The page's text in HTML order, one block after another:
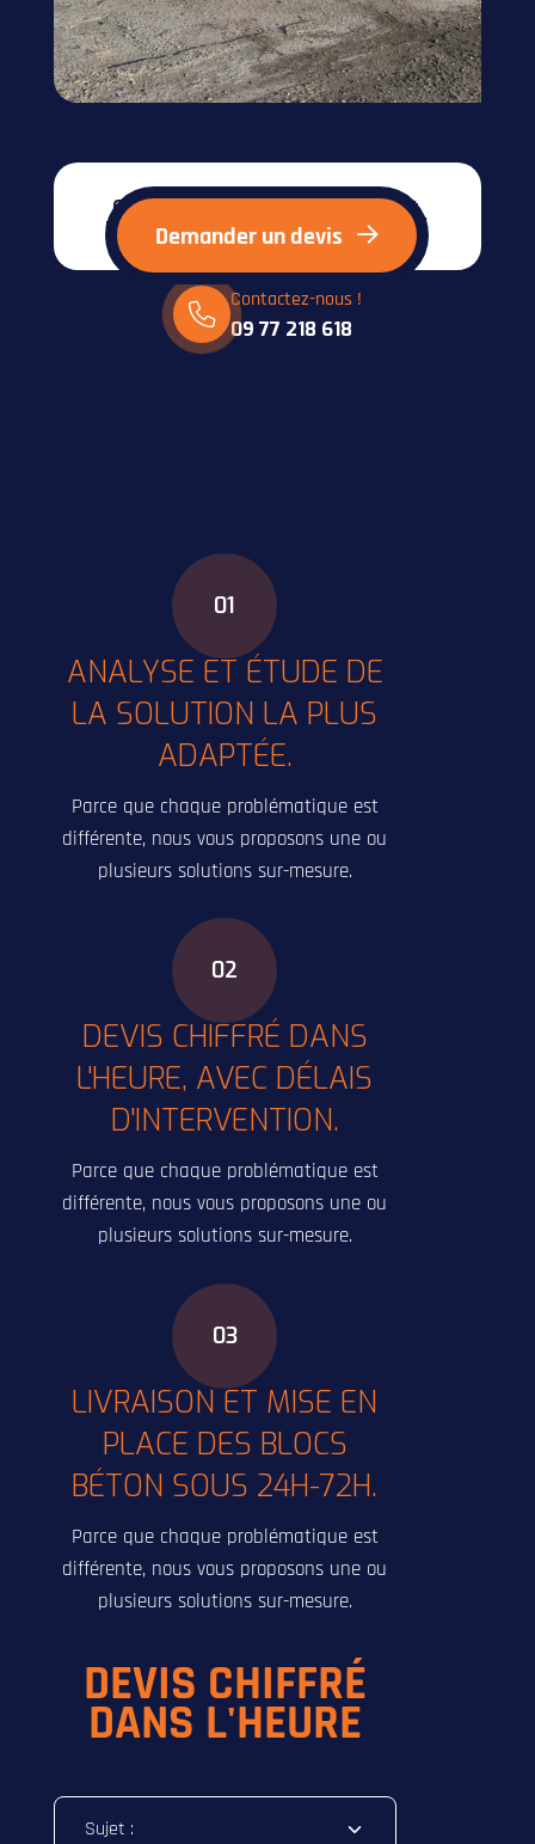
Obtenez votre devis en 1 minute et
protégez votre site dès aujourd’hui !
Demander un devis
Contactez-nous !
09 77 218 618
01
ANALYSE ET ÉTUDE DE
LA SOLUTION LA PLUS
ADAPTÉE.
Parce que chaque problématique est
différente, nous vous proposons une ou
plusieurs solutions sur-mesure.
02
DEVIS CHIFFRÉ DANS
L'HEURE, AVEC DÉLAIS
D'INTERVENTION.
Parce que chaque problématique est
différente, nous vous proposons une ou
plusieurs solutions sur-mesure.
03
LIVRAISON ET MISE EN
PLACE DES BLOCS
BÉTON SOUS 24H-72H.
Parce que chaque problématique est
différente, nous vous proposons une ou
plusieurs solutions sur-mesure.
DEVIS CHIFFRÉ
DANS L'HEURE